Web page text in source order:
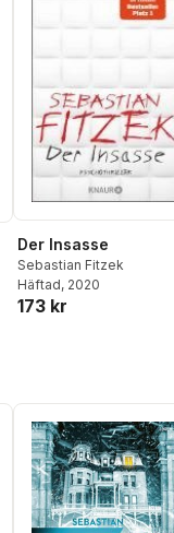
Der Insasse
Sebastian Fitzek
Häftad, 2020
173 kr